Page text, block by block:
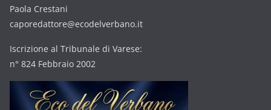
Paola Crestani
caporedattore@ecodelverbano.it
Iscrizione al Tribunale di Varese:
n° 824 Febbraio 2002